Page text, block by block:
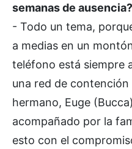
semanas de ausencia?
- Todo un tema,
a medias en un
teléfono está siempre
una red de
hermano, Euge
acompañado por la
esto con el